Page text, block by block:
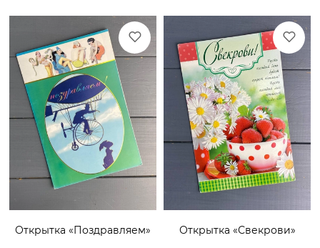
Открытка «Поздравляем» Открытка «Свекрови»